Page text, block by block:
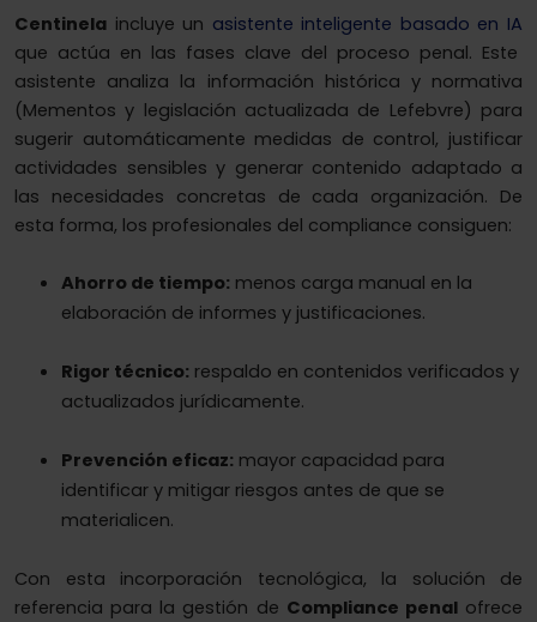
Centinela incluye un asistente inteligente basado en IA
que actúa en las fases clave del proceso penal. Este
asistente analiza la información histórica y normativa
(Mementos y legislación actualizada de Lefebvre) para
sugerir automáticamente medidas de control, justificar
actividades sensibles y generar contenido adaptado a
las necesidades concretas de cada organización. De
esta forma, los profesionales del compliance consiguen:
Ahorro de tiempo: menos carga manual en la
elaboración de informes y justificaciones.
Rigor técnico: respaldo en contenidos verificados y
actualizados jurídicamente.
Prevención eficaz: mayor capacidad para
identificar y mitigar riesgos antes de que se
materialicen.
Con esta incorporación tecnológica, la solución de
referencia para la gestión de Compliance penalofrece